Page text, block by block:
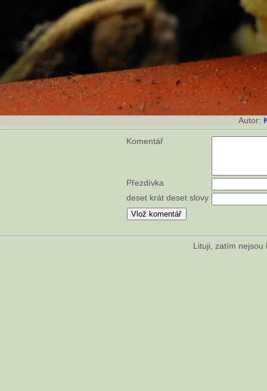
Autor:
Komentář
Přezdívka
deset krát deset slovy
Lituji, zatím nejsou